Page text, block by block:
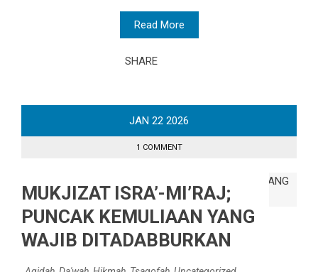
Read More
SHARE
JAN 22 2026
1 COMMENT
MUKJIZAT ISRA’-MI’RAJ;
PUNCAK KEMULIAAN YANG
WAJIB DITADABBURKAN